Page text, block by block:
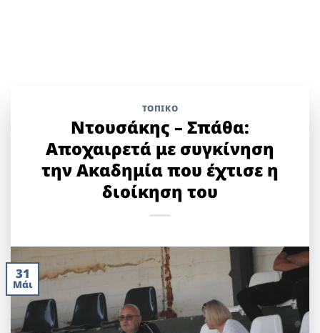
ΤΟΠΙΚΌ
Ντουσάκης – Σπάθα:
Αποχαιρετά με συγκίνηση
την Ακαδημία που έχτισε η
διοίκηση του
31
Μάι